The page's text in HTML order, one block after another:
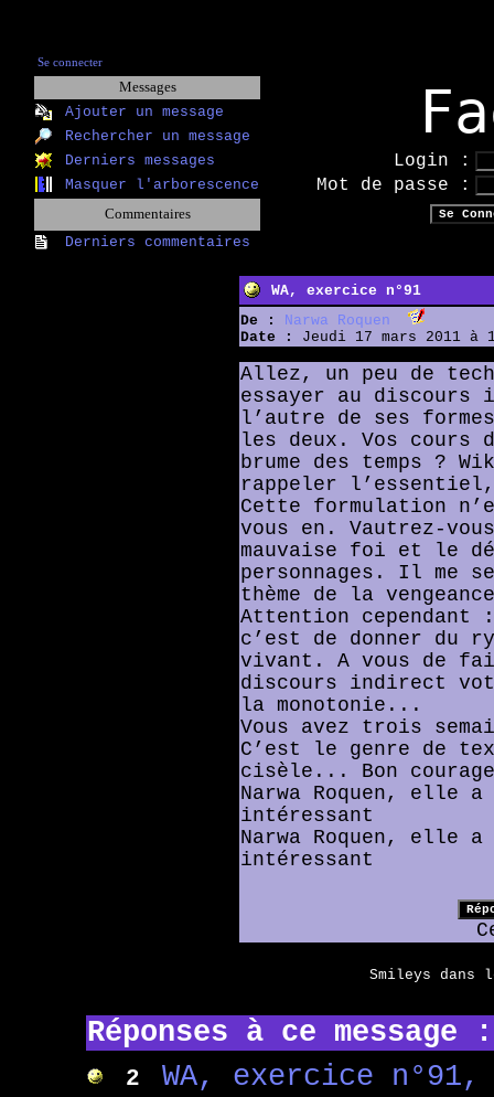
Se connecter
Messages
Ajouter un message
Rechercher un message
Derniers messages
Login :
Masquer l'arborescence Mot de passe :
Commentaires
Derniers commentaires
WA, exercice n°91
De :
Narwa Roquen
Date :
Jeudi 17 mars 2011 à
Allez, un peu de
essayer au discours
l’autre de ses
les deux. Vos cours
brume des temps ?
rappeler
Cette formulation
vous en. Vautrez-
mauvaise foi et le
personnages. Il me
thème de la
Attention
c’est de donner du
vivant. A vous de
discours indirect
la monotonie...
Vous avez trois
C’est le genre de
cisèle... Bon
Narwa Roquen, elle
intéressant
Narwa Roquen, elle
intéressant
Smileys dans
Réponses à ce message :
2
WA, exercice